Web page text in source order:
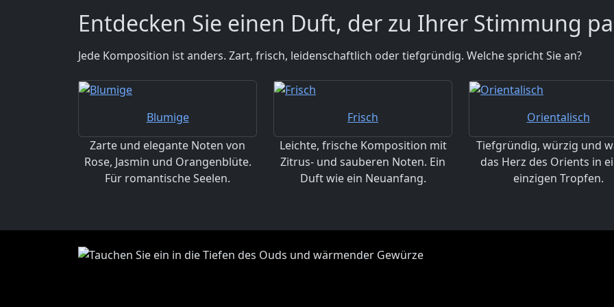
Entdecken Sie einen Duft, der zu Ihrer Stimmung
Jede Komposition ist anders. Zart, frisch, leidenschaftlich oder tiefgründig. Welche spricht Sie an?
Blumige
Zarte und elegante Noten von
Rose, Jasmin und Orangenblüte.
Für romantische Seelen.
Frisch
Leichte, frische Komposition mit
Zitrus- und sauberen Noten. Ein
Duft wie ein Neuanfang.
Orientalisch
Tiefgründig, würzig und
das Herz des Orients in
einzigen Tropfen.